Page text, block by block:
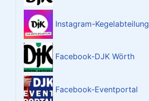
Instagram-Kegelabteilung
Facebook-DJK Wörth
Facebook-Eventportal